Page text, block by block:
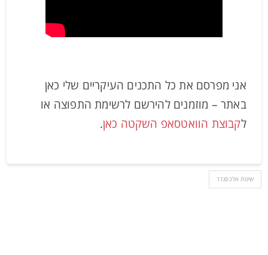
אני מפרסם את כל התכנים העיקריים שלי כאן
באתר – מוזמנים להירשם לרשימת התפוצה או
לקבוצת הוואטסאפ השקטה כאן.
שיטת אלכסנדר